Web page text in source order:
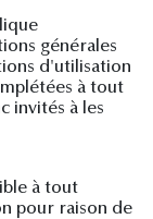
générales
d'utilisation
à tout
invités à les
à tout
pour raison de